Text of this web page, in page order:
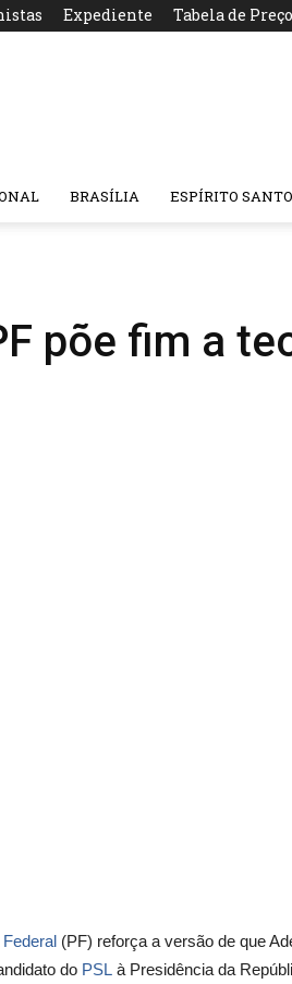
Expediente Tabela de
BRASÍLIA ESPÍRITO SANTO
põe fim a
(PF) reforça a versão de que
do PSL à Presidência da